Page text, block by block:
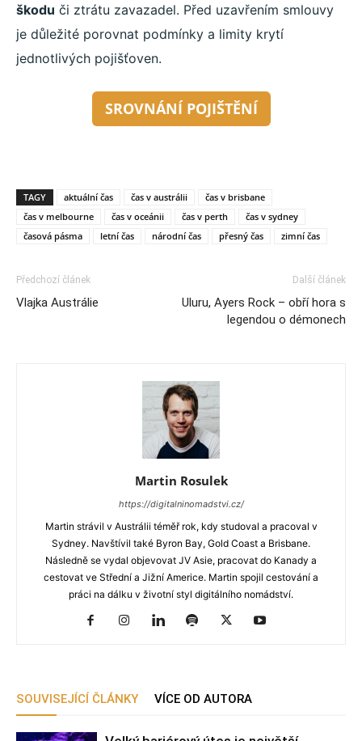
škodu či ztrátu zavazadel. Před uzavřením smlouvy
je důležité porovnat podmínky a limity krytí
jednotlivých pojišťoven.
SROVNÁNÍ POJIŠTĚNÍ
TAGY aktuální čas čas v austrálii
čas v brisbane
čas v melbourne
čas v oceánii čas v perth
čas v sydney
časová pásma
letní čas národní čas přesný čas zimní čas
Předchozí článek
Vlajka Austrálie
Další článek
Uluru, Ayers Rock – obří hora s
legendou o démonech
Martin Rosulek
https://digitalninomadstvi.cz/
Martin strávil v Austrálii téměř rok, kdy studoval a pracoval v
Sydney. Navštívil také Byron Bay, Gold Coast a Brisbane.
Následně se vydal objevovat JV Asie, pracovat do Kanady a
cestovat ve Střední a Jižní Americe. Martin spojil cestování a
práci na dálku v životní styl digitálního nomádství.
SOUVISEJÍCÍ ČLÁNKY VÍCE OD AUTORA